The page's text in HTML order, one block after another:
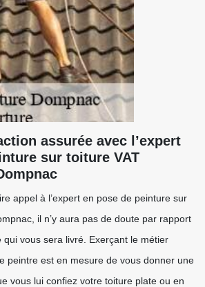
assurée avec l’expert
sur toiture VAT
appel à l’expert en pose de peinture sur
il n’y aura pas de doute par rapport
qui vous sera livré. Exerçant le métier
peintre est en mesure de vous donner une
vous lui confiez votre toiture plate ou en